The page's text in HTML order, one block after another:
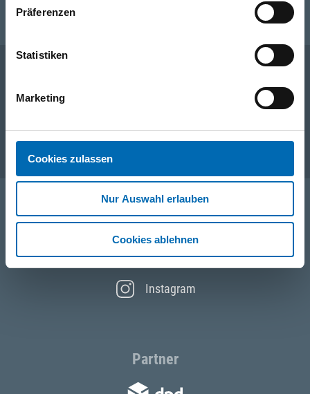
Präferenzen
Statistiken
Marketing
Cookies zulassen
Nur Auswahl erlauben
Cookies ablehnen
Service
Folgen Sie uns
Facebook
Instagram
Partner